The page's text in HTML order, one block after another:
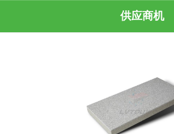
供应商机